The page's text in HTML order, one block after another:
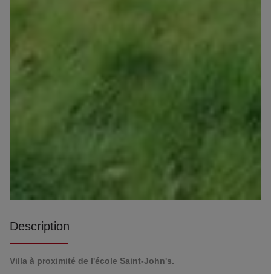
Description
Villa à proximité de l'école Saint-John's.